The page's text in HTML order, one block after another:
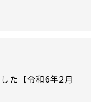
た【令和6年2月